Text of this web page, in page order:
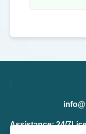
Assistance: 24/7